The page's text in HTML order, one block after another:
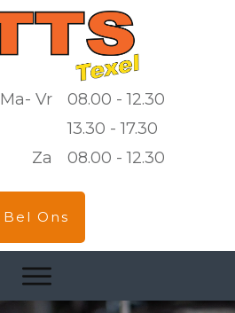
Ma- Vr
Za
08.00 - 12.30
13.30 - 17.30
08.00 - 12.30
Bel Ons